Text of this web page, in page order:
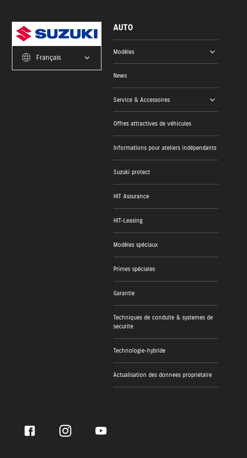
Français
AUTO
Modèles
News
Service & Accessoires
Offres attractives de véhicules
Informations pour ateliers indépendants
Suzuki protect
HIT Assurance
HIT-Leasing
Modèles spéciaux
Primes spéciales
Garantie
Techniques de conduite & systemes de
securite
Technologie-hybride
Actualisation des donnees proprietaire